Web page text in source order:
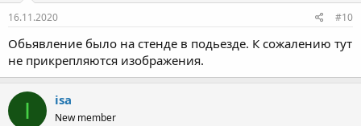
16.11.2020 #10
Обьявление было на стенде в подьезде. К сожалению тут
не прикрепляются изображения.
I isa
New member